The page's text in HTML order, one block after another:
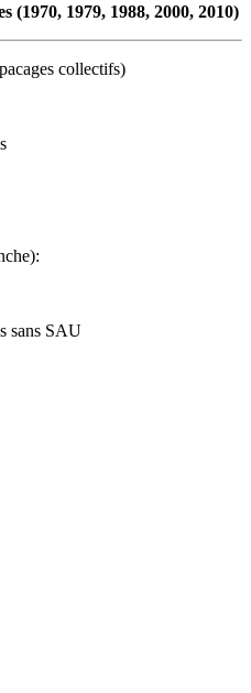
(1970, 1979, 1988, 2000, 2010)
collectifs)
sans SAU